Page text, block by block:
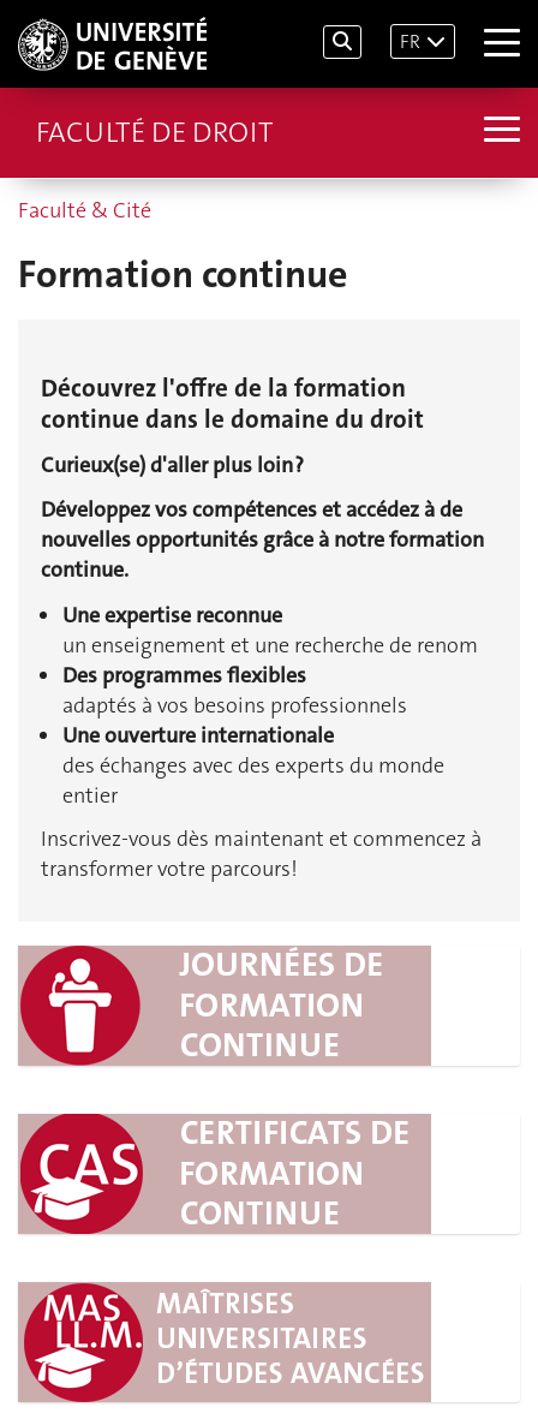
FR
FACULTÉ DE DROIT
Faculté & Cité
Formation continue
Découvrez l'offre de la formation
continue dans le domaine du droit
Curieux(se) d'aller plus loin ?
Développez vos compétences et accédez à de
nouvelles opportunités grâce à notre formation
continue.
Une expertise reconnue
un enseignement et une recherche de renom
Des programmes flexibles
adaptés à vos besoins professionnels
Une ouverture internationale
des échanges avec des experts du monde
entier
Inscrivez-vous dès maintenant et commencez à
transformer votre parcours!